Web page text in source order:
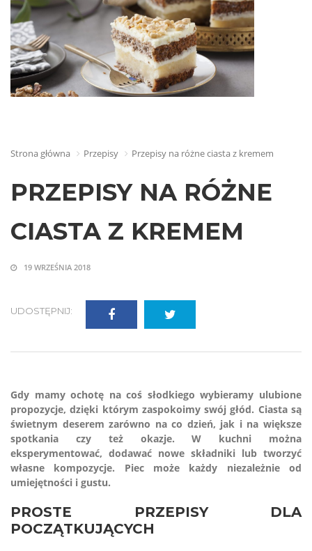
Strona główna Przepisy Przepisy na różne ciasta z kremem
PRZEPISY NA RÓŻNE
CIASTA Z KREMEM
19 WRZEŚNIA 2018
UDOSTĘPNIJ:
Gdy mamy ochotę na coś słodkiego wybieramy ulubione
propozycje, dzięki którym zaspokoimy swój głód. Ciasta są
świetnym deserem zarówno na co dzień, jak i na większe
spotkania czy też okazje. W kuchni można
eksperymentować, dodawać nowe składniki lub tworzyć
własne kompozycje. Piec może każdy niezależnie od
umiejętności i gustu.
PROSTE PRZEPISY DLA
POCZĄTKUJĄCYCH